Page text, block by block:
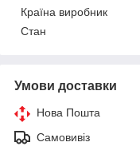
Країна виробник
Стан
Умови доставки
Нова Пошта
Самовивіз